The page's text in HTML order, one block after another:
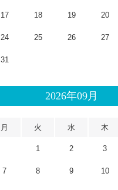
17 18 19 20
24 25 26 27
31
2026年09月
月 火 水 木
1 2 3
7 8 9 10